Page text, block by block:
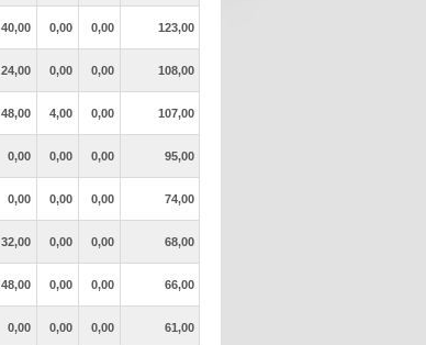
40,00 0,00 0,00 123,00
24,00 0,00 0,00 108,00
48,00 4,00 0,00 107,00
0,00 0,00 0,00 95,00
0,00 0,00 0,00 74,00
32,00 0,00 0,00 68,00
48,00 0,00 0,00 66,00
0,00 0,00 0,00 61,00